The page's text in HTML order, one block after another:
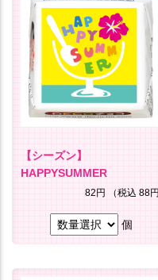
【シーズン】
HAPPYSUMMER
82円 （税込 88
個